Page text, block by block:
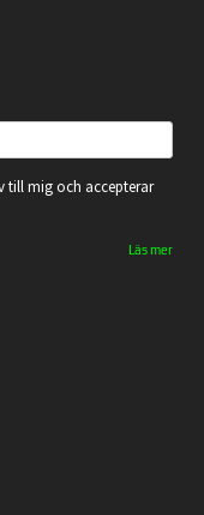
till mig och accepterar
Läs mer